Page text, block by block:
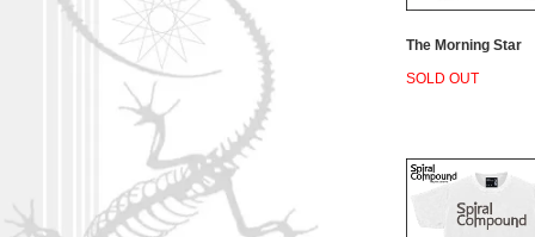
The Morning Star
SOLD OUT